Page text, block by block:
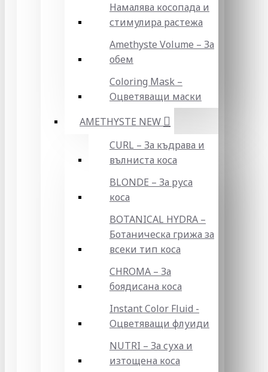
Намалява косопада и
стимулира растежа
Amethyste Volume – За
обем
Coloring Mask –
Оцветяващи маски
AMETHYSTE NEW
CURL – За къдрава и
вълниста коса
BLONDE – За руса
коса
BOTANICAL HYDRA –
Ботаническа грижа за
всеки тип коса
CHROMA – За
боядисана коса
Instant Color Fluid -
Оцветяващи флуиди
NUTRI – За суха и
изтощена коса